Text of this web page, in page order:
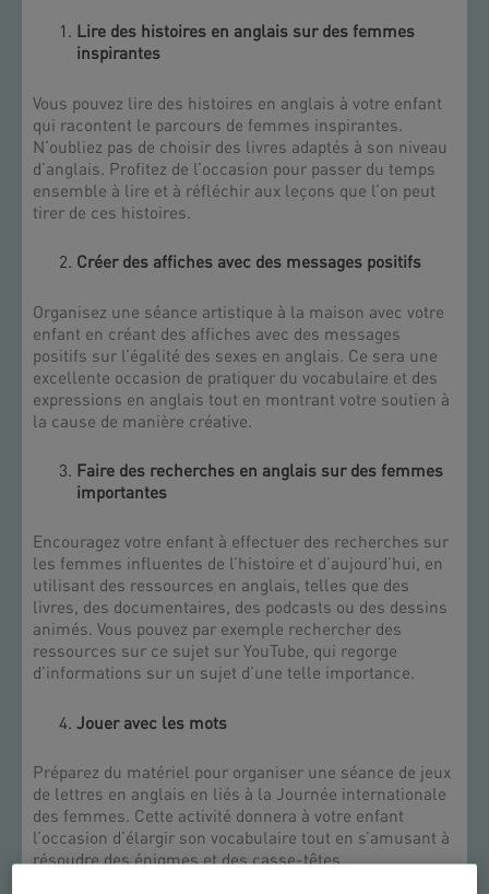
Lire des histoires en anglais sur des femmes
inspirantes
Vous pouvez lire des histoires en anglais à votre enfant
qui racontent le parcours de femmes inspirantes.
N’oubliez pas de choisir des livres adaptés à son niveau
d’anglais. Profitez de l’occasion pour passer du temps
ensemble à lire et à réfléchir aux leçons que l’on peut
tirer de ces histoires.
Créer des affiches avec des messages positifs
Organisez une séance artistique à la maison avec votre
enfant en créant des affiches avec des messages
positifs sur l’égalité des sexes en anglais. Ce sera une
excellente occasion de pratiquer du vocabulaire et des
expressions en anglais tout en montrant votre soutien à
la cause de manière créative.
Faire des recherches en anglais sur des femmes
importantes
Encouragez votre enfant à effectuer des recherches sur
les femmes influentes de l’histoire et d’aujourd’hui, en
utilisant des ressources en anglais, telles que des
livres, des documentaires, des podcasts ou des dessins
animés. Vous pouvez par exemple rechercher des
ressources sur ce sujet sur YouTube, qui regorge
d’informations sur un sujet d’une telle importance.
Jouer avec les mots
Préparez du matériel pour organiser une séance de jeux
de lettres en anglais en liés à la Journée internationale
des femmes. Cette activité donnera à votre enfant
l’occasion d’élargir son vocabulaire tout en s’amusant à
résoudre des énigmes et des casse-têtes.